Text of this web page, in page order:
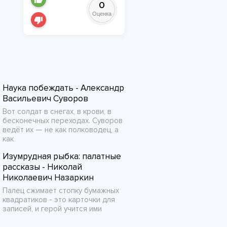
0
Оценка
Наука побеждать - Александр
Васильевич Суворов
Вот солдат в снегах, в крови, в
бесконечных переходах. Суворов
ведёт их — не как полководец, а
как
Изумрудная рыбка: палатные
рассказы - Николай
Николаевич Назаркин
Палец сжимает стопку бумажных
квадратиков - это карточки для
записей, и герой учится ими